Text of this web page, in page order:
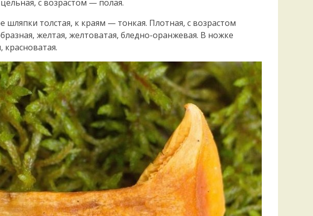
с возрастом — полая.
шляпки толстая, к краям — тонкая. Плотная, с возрастом
желтая, желтоватая, бледно-оранжевая. В ножке
красноватая.